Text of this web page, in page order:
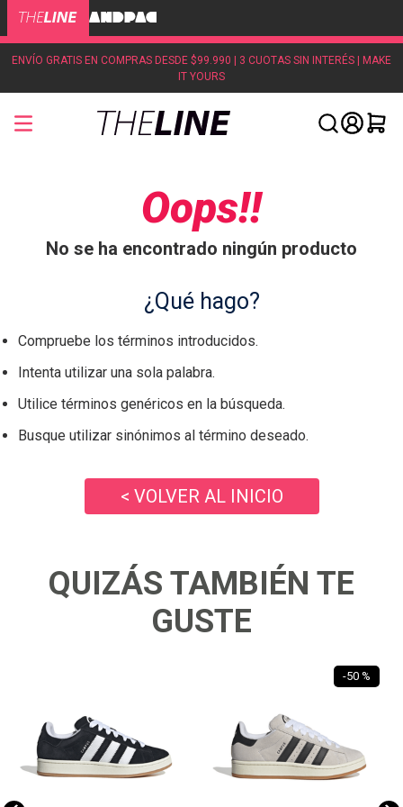
ENVÍO GRATIS EN COMPRAS DESDE $99.990 | 3 CUOTAS SIN INTERÉS | MAKE
IT YOURS
Oops!!
No se ha encontrado ningún producto
¿Qué hago?
Compruebe los términos introducidos.
Intenta utilizar una sola palabra.
Utilice términos genéricos en la búsqueda.
Busque utilizar sinónimos al término deseado.
< VOLVER AL INICIO
QUIZÁS TAMBIÉN TE
GUSTE
-50 %